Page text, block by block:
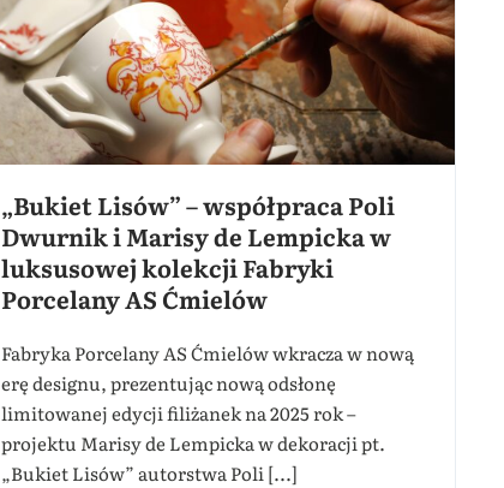
„Bukiet Lisów” – współpraca Poli
Dwurnik i Marisy de Lempicka w
luksusowej kolekcji Fabryki
Porcelany AS Ćmielów
Fabryka Porcelany AS Ćmielów wkracza w nową
erę designu, prezentując nową odsłonę
limitowanej edycji filiżanek na 2025 rok –
projektu Marisy de Lempicka w dekoracji pt.
„Bukiet Lisów” autorstwa Poli [...]